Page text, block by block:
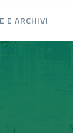
E ARCHIVI